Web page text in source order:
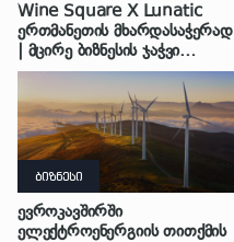
Wine Square X Lunatic
ერთმანეთის მხარდასაჭერად
| მცირე ბიზნესის ჯაჭვი
გრძელდება
ბიზნესი
ევროკავშირში
ელექტროენერგიის თითქმის